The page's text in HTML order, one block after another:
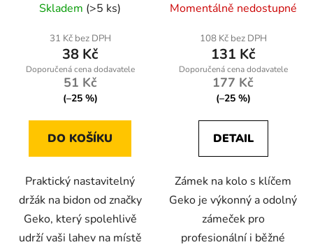
Skladem (>5 ks)
31 Kč bez DPH
38 Kč
51 Kč
(–25 %)
DO KOŠÍKU
Praktický nastavitelný
držák na bidon od značky
Geko, který spolehlivě
udrží vaši lahev na místě
Momentálně nedostupné
108 Kč bez DPH
131 Kč
177 Kč
(–25 %)
DETAIL
Zámek na kolo s klíčem
Geko je výkonný a odolný
zámeček pro
profesionální i běžné